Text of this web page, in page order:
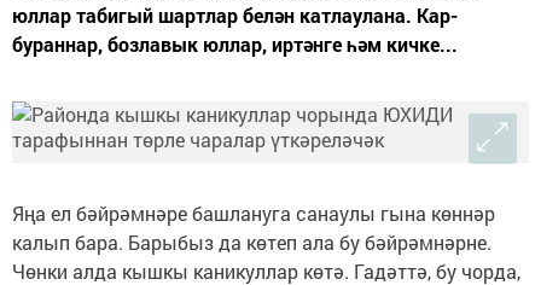
юллар табигый шартлар белән катлаулана. Кар-
бураннар, бозлавык юллар, иртәнге һәм кичке...
Яңа ел бәйрәмнәре башлануга санаулы гына көннәр
калып бара. Барыбыз да көтеп ала бу бәйрәмнәрне.
Чөнки алда кышкы каникуллар көтә. Гадәттә, бу чорда,